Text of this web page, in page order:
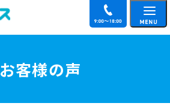
お客様の声